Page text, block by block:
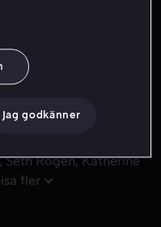
rejäl överraskning när
rejäl överraskning när
gravid.
Seth Rogen Katherine
fler
Jag godkänner